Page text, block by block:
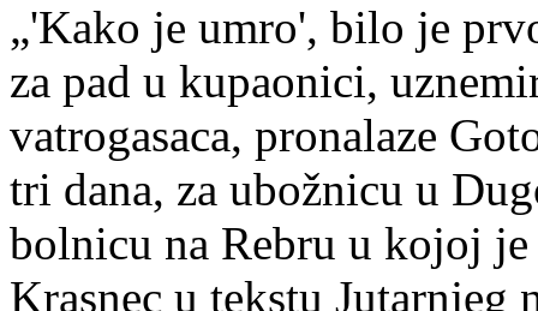
„'Kako je umro', bilo je
za pad u kupaonici,
vatrogasaca, pronalaze
tri dana, za ubožnicu u
bolnicu na Rebru u kojoj
Krasnec u tekstu Jutarnjeg